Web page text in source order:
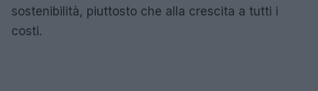
sostenibilità, piuttosto che alla crescita a tutti i
costi.